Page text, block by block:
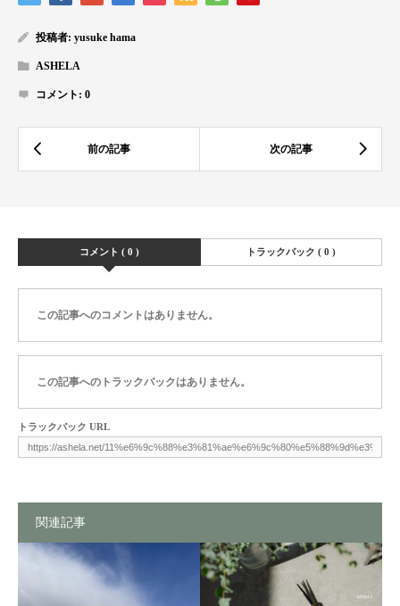
投稿者: yusuke hama
ASHELA
コメント: 0
コメント ( 0 ) トラックバック ( 0 )
この記事へのコメントはありません。
この記事へのトラックバックはありません。
トラックバック URL
関連記事